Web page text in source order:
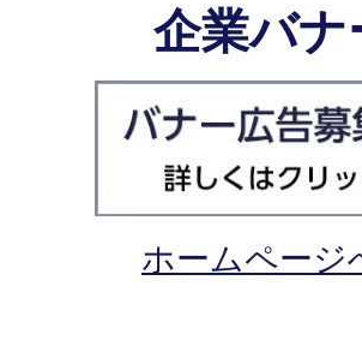
企業バナ
ホームページ